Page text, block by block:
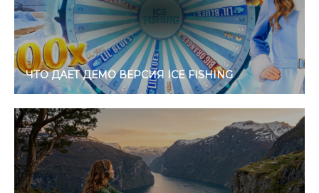
ЧТО ДАЕТ ДЕМО ВЕРСИЯ ICE FISHING